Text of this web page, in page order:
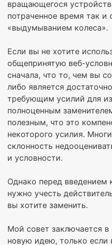
вращающегося
потраченное время так и
«выдумыванием колеса».
Если вы не хотите
общепринятую веб-
сначала, что то, чем вы
либо является
требующим усилий для
полноценным
полезным, что это
некоторого усилия.
склонность
и условности.
Однако перед введением
нужно учесть
вы хотите заменить.
Мой совет заключается
новую идею, только если